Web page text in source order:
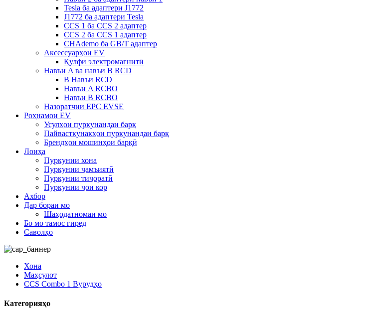
Tesla ба адаптери J1772
J1772 ба адаптери Tesla
CCS 1 ба CCS 2 адаптер
CCS 2 ба CCS 1 адаптер
CHAdemo ба GB/T адаптер
Аксессуарҳои EV
Қулфи электромагнитӣ
Навъи A ва навъи B RCD
B Навъи RCD
Навъи A RCBO
Навъи B RCBO
Назоратчии EPC EVSE
Роҳнамои EV
Усулҳои пуркунандаи барқ
Пайвасткунакҳои пуркунандаи барқ
Брендҳои мошинҳои барқӣ
Лоиҳа
Пуркунии хона
Пуркунии ҷамъиятӣ
Пуркунии тиҷоратӣ
Пуркунии ҷои кор
Ахбор
Дар бораи мо
Шаҳодатномаи мо
Бо мо тамос гиред
Саволҳо
Хона
Маҳсулот
CCS Combo 1 Вурудҳо
Категорияҳо